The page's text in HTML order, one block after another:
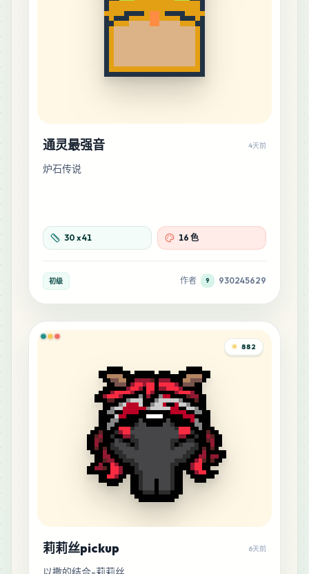
通灵最强音 4天前
炉石传说
30 x41 16 色
初级 作者 9 930245629
882
莉莉丝pickup 6天前